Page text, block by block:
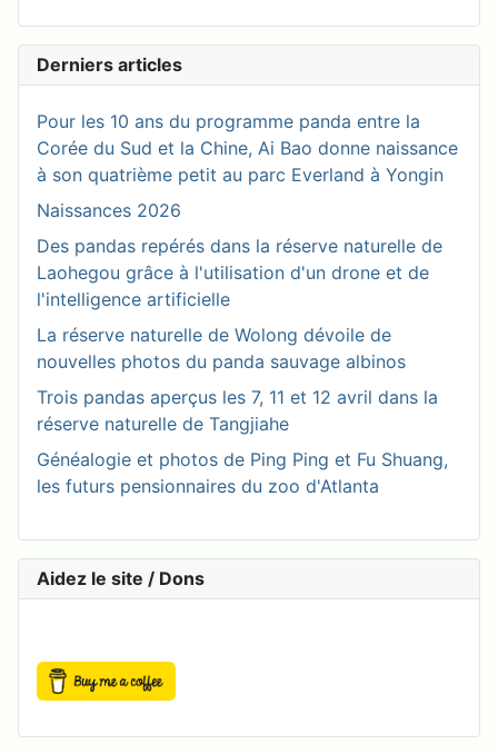
Derniers articles
Pour les 10 ans du programme panda entre la
Corée du Sud et la Chine, Ai Bao donne naissance
à son quatrième petit au parc Everland à Yongin
Naissances 2026
Des pandas repérés dans la réserve naturelle de
Laohegou grâce à l'utilisation d'un drone et de
l'intelligence artificielle
La réserve naturelle de Wolong dévoile de
nouvelles photos du panda sauvage albinos
Trois pandas aperçus les 7, 11 et 12 avril dans la
réserve naturelle de Tangjiahe
Généalogie et photos de Ping Ping et Fu Shuang,
les futurs pensionnaires du zoo d'Atlanta
Aidez le site / Dons